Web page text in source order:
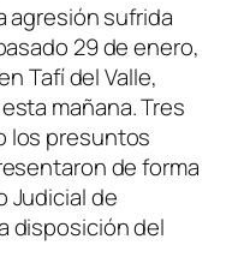
agresión sufrida
29 de enero,
Tafí del Valle,
mañana. Tres
los presuntos
de forma
Judicial de
disposición del